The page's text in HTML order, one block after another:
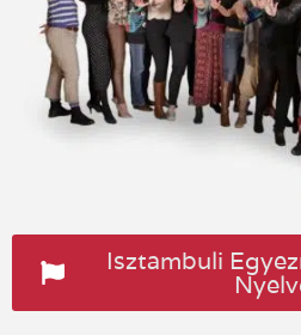
Isztambuli